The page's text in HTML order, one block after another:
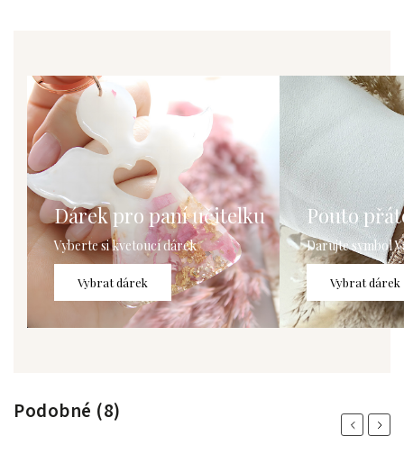
Dárek pro paní učitelku
Vyberte si kvetoucí dárek
Vybrat dárek
Pouto
Darujte symbol
Vybrat dárek
Podobné (8)
PreviousNext